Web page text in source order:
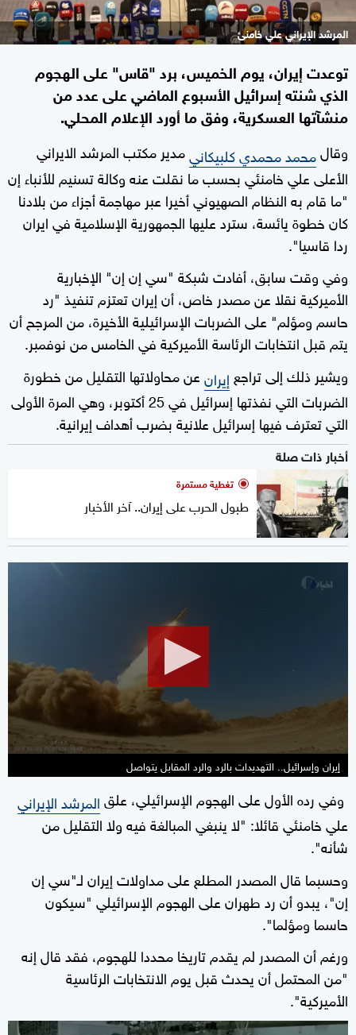
المرشد الإيراني علي خامنئ
توعدت إيران، يوم الخميس، برد "قاس" على الهجوم
الذي شنته إسرائيل الأسبوع الماضي على عدد من
منشآتها العسكرية، وفق ما أورد الإعلام المحلي.
وقالمحمد محمدي كلبيكانيمدير مكتب المرشد الايراني
الأعلى علي خامنئي بحسب ما نقلت عنه وكالة تسنيم للأنباء إن
"ما قام به النظام الصهيوني أخيرا عبر مهاجمة أجزاء من بلادنا
كان خطوة يائسة، سترد عليها الجمهورية الإسلامية في ايران
ردا قاسيا".
وفي وقت سابق، أفادت شبكة "سي إن إن" الإخبارية
الأميركية نقلا عن مصدر خاص، أن إيران تعتزم تنفيذ "رد
حاسم ومؤلم" على الضربات الإسرائيلية الأخيرة، من المرجح أن
يتم قبل انتخابات الرئاسة الأميركية في الخامس من نوفمبر.
ويشير ذلك إلى تراجع إيرانعن محاولاتها التقليل من خطورة
الضربات التي نفذتها إسرائيل في 25 أكتوبر، وهي المرة الأولى
التي تعترف فيها إسرائيل علانية بضرب أهداف إيرانية.
أخبار ذات صلة
تغطية مستمرة
طبول الحرب على إيران.. آخر الأخبار
52
seconds
إيران وإسرائيل.. التهديدات بالرد والرد المقابل يتواصل
وفي رده الأول على الهجوم الإسرائيلي، علقالمرشد الإيراني
علي خامنئي قائلا: "لا ينبغي المبالغة فيه ولا التقليل من
شأنه".
وحسبما قال المصدر المطلع على مداولات إيران لـ"سي إن
إن"، يبدو أن رد طهران على الهجوم الإسرائيلي "سيكون
حاسما ومؤلما".
ورغم أن المصدر لم يقدم تاريخا محددا للهجوم، فقد قال إنه
"من المحتمل أن يحدث قبل يوم الانتخابات الرئاسية
الأميركية".
0